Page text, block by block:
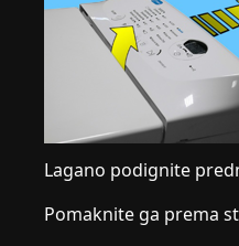
Lagano podignite
Pomaknite ga prema